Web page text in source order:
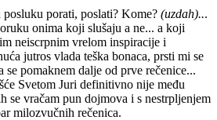
posluku porati, poslati? Kome? (uzdah)...
onima koji slušaju a ne... a koji
neiscrpnim vrelom inspiracije i
jutros vlada teška bonaca, prsti mi se
pomaknem dalje od prve rečenice...
Svetom Juri definitivno nije među
se vračam pun dojmova i s nestrpljenjem
milozvučnih rečenica.